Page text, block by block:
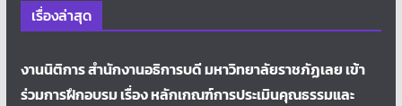
เรื่องล่าสุด
งานนิติการ สำนักงานอธิการบดี มหาวิทยาลัยราชภัฏเลย เข้า
ร่วมการฝึกอบรม เรื่อง หลักเกณฑ์การประเมินคุณธรรมและ